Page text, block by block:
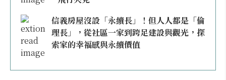
信義房屋沒設「永續長」！但人人都是「倫
理長」，從社區一家到跨足建設與觀光，探
索家的幸福感與永續價值